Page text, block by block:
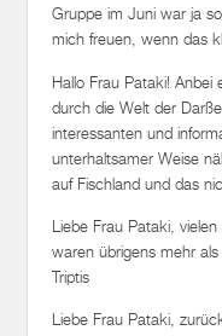
Gruppe im Juni war ja
mich freuen, wenn das
Hallo Frau Pataki!
durch die Welt der
interessanten und
unterhaltsamer Weise
auf Fischland und das
Liebe Frau Pataki,
waren übrigens mehr
Triptis
Liebe Frau Pataki,